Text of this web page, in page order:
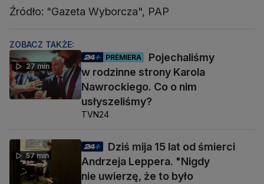
Źródło: "Gazeta Wyborcza", PAP
ZOBACZ TAKŻE:
27 min
PREMIERA
Pojechaliśmy
w rodzinne strony Karola
Nawrockiego. Co o nim
usłyszeliśmy?
TVN24
57 min
Dziś mija 15 lat od śmierci
Andrzeja Leppera. "Nigdy
nie uwierzę, że to było